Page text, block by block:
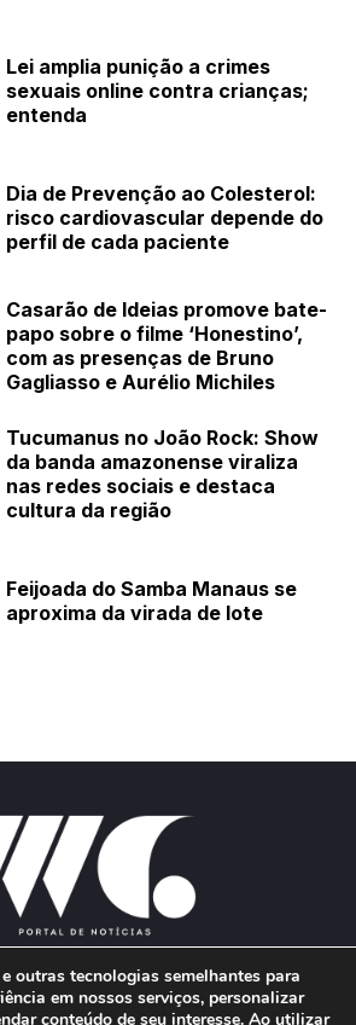
Lei amplia punição a crimes
sexuais online contra crianças;
entenda
Dia de Prevenção ao Colesterol:
risco cardiovascular depende do
perfil de cada paciente
Casarão de Ideias promove bate-
papo sobre o filme ‘Honestino’,
com as presenças de Bruno
Gagliasso e Aurélio Michiles
Tucumanus no João Rock: Show
da banda amazonense viraliza
nas redes sociais e destaca
cultura da região
Feijoada do Samba Manaus se
aproxima da virada de lote
outras tecnologias semelhantes para
em nossos serviços, personalizar
conteúdo de seu interesse. Ao utilizar